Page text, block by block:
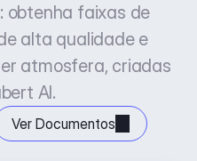
obtenha faixas de
alta qualidade e
atmosfera, criadas
AI.
Ver Documentos